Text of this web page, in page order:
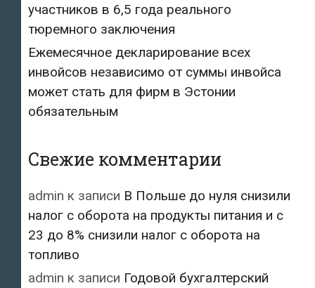
участников в 6,5 года реального
тюремного заключения
Ежемесячное декларирование всех
инвойсов независимо от суммы инвойса
может стать для фирм в Эстонии
обязательным
Свежие комментарии
admin к записи В Польше до нуля снизили
налог с оборота на продукты питания и с
23 до 8% снизили налог с оборота на
топливо
admin к записи Годовой бухгалтерский